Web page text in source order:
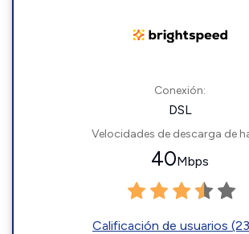
Conexión:
DSL
Velocidades de descarga de
40Mbps
Calificación de usuarios